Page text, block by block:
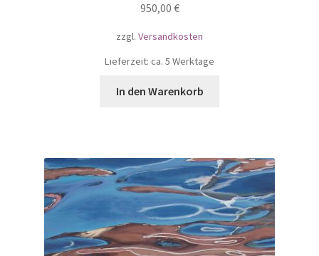
950,00 €
zzgl. Versandkosten
Lieferzeit: ca. 5 Werktage
In den Warenkorb